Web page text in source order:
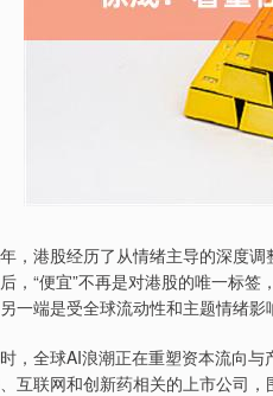
港股经历了从情绪主导的深度调
，“便宜”不再是对港股的唯一标
一端是受全球流动性和主题情绪
全球AI浪潮正在重塑资本流向与
互联网和创新药相关的上市公司